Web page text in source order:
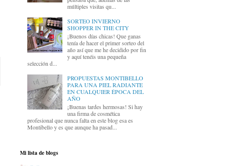
múltiples visitas qu...
SORTEO INVIERNO
SHOPPER IN THE CITY
¡Buenos días chicas! Que ganas
tenía de hacer el primer sorteo del
año así que me he decidido por fin
y aquí tenéis una pequeña
selección d...
PROPUESTAS MONTIBELLO
PARA UNA PIEL RADIANTE
EN CUALQUIER ÉPOCA DEL
AÑO
¡Buenas tardes hermosas! Si hay
una firma de cosmética
profesional que nunca falta en este blog esa es
Montibello y es que aunque ha pasad...
Mi lista de blogs